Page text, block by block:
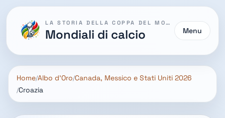
LA STORIA DELLA COPPA DEL MONDO
Mondiali di calcio Menu
Home Albo d'Oro Canada, Messico e Stati Uniti 2026
Croazia